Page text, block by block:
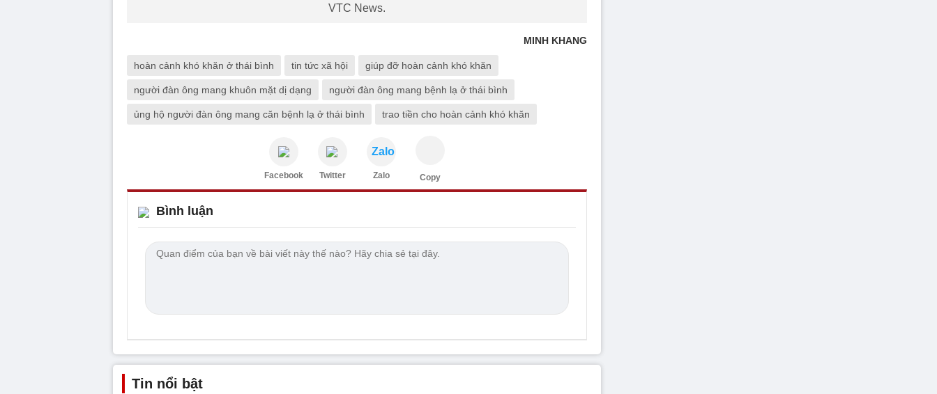
VTC News.
MINH KHANG
hoàn cảnh khó khăn ở thái bình tin tức xã hội giúp đỡ hoàn cảnh khó khăn
người đàn ông mang khuôn mặt dị dạng người đàn ông mang bệnh lạ ở thái bình
ủng hộ người đàn ông mang căn bệnh lạ ở thái bình trao tiền cho hoàn cảnh khó khăn
Facebook Twitter
Zalo
Zalo Copy
Bình luận
Tin nổi bật